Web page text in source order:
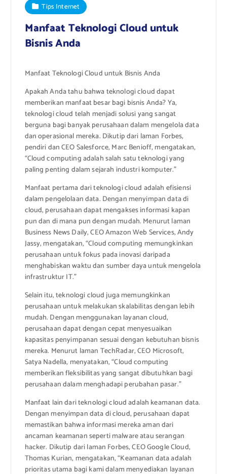
Tips Internet
Manfaat Teknologi Cloud untuk
Bisnis Anda
Manfaat Teknologi Cloud untuk Bisnis Anda
Apakah Anda tahu bahwa teknologi cloud dapat
memberikan manfaat besar bagi bisnis Anda? Ya,
teknologi cloud telah menjadi solusi yang sangat
berguna bagi banyak perusahaan dalam mengelola data
dan operasional mereka. Dikutip dari laman Forbes,
pendiri dan CEO Salesforce, Marc Benioff, mengatakan,
“Cloud computing adalah salah satu teknologi yang
paling penting dalam sejarah industri komputer.”
Manfaat pertama dari teknologi cloud adalah efisiensi
dalam pengelolaan data. Dengan menyimpan data di
cloud, perusahaan dapat mengakses informasi kapan
pun dan di mana pun dengan mudah. Menurut laman
Business News Daily, CEO Amazon Web Services, Andy
Jassy, mengatakan, “Cloud computing memungkinkan
perusahaan untuk fokus pada inovasi daripada
menghabiskan waktu dan sumber daya untuk mengelola
infrastruktur IT.”
Selain itu, teknologi cloud juga memungkinkan
perusahaan untuk melakukan skalabilitas dengan lebih
mudah. Dengan menggunakan layanan cloud,
perusahaan dapat dengan cepat menyesuaikan
kapasitas penyimpanan sesuai dengan kebutuhan bisnis
mereka. Menurut laman TechRadar, CEO Microsoft,
Satya Nadella, menyatakan, “Cloud computing
memberikan fleksibilitas yang sangat dibutuhkan bagi
perusahaan dalam menghadapi perubahan pasar.”
Manfaat lain dari teknologi cloud adalah keamanan data.
Dengan menyimpan data di cloud, perusahaan dapat
memastikan bahwa informasi mereka aman dari
ancaman keamanan seperti malware atau serangan
hacker. Dikutip dari laman Forbes, CEO Google Cloud,
Thomas Kurian, mengatakan, “Keamanan data adalah
prioritas utama bagi kami dalam menyediakan layanan